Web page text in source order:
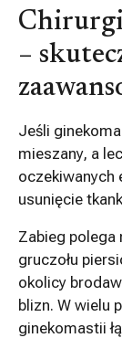
–
Jeśli
mieszany, a
oczekiwanych
usunięcie
Zabieg polega
gruczołu
okolicy
blizn. W wielu
ginekomastii